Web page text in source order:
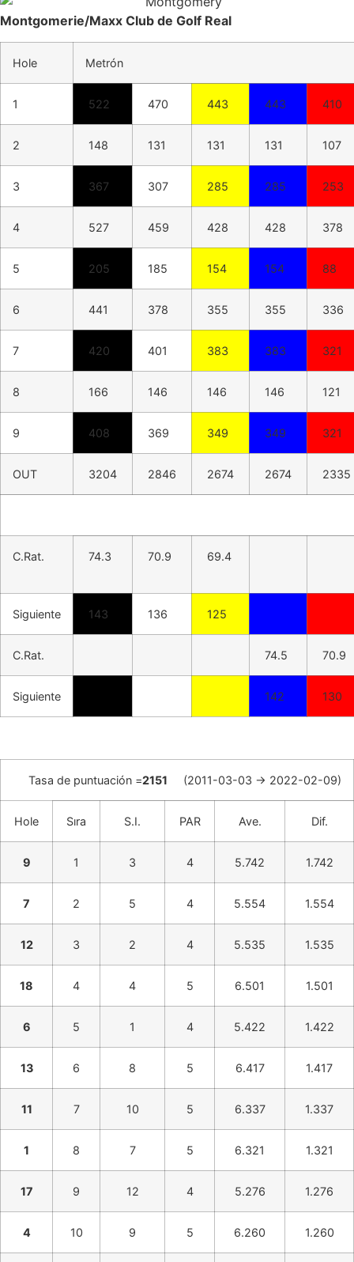
Montgomerie/Maxx Club de Golf Real
Hole Metrón
1 522 470 443 443 410
2 148 131 131 131 107
3 367 307 285 285 253
4 527 459 428 428 378
5 205 185 154 154 88
6 441 378 355 355 336
7 420 401 383 383 321
8 166 146 146 146 121
9 408 369 349 349 321
OUT 3204 2846 2674 2674 2335
C.Rat. 74.3 70.9 69.4
Siguiente 143 136 125
C.Rat. 74.5 70.9
Siguiente 142 130
Tasa de puntuación =2151 (2011-03-03 -> 2022-02-09)
Hole Sıra S.I. PAR Ave. Dif.
9 1 3 4 5.742 1.742
7 2 5 4 5.554 1.554
12 3 2 4 5.535 1.535
18 4 4 5 6.501 1.501
6 5 1 4 5.422 1.422
13 6 8 5 6.417 1.417
11 7 10 5 6.337 1.337
1 8 7 5 6.321 1.321
17 9 12 4 5.276 1.276
4 10 9 5 6.260 1.260